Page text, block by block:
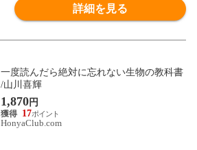
詳細を見る
一度読んだら絶対に忘れない生物の教科書
/山川喜輝
1,870円
17
HonyaClub.com